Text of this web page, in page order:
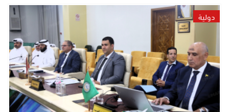
دولية